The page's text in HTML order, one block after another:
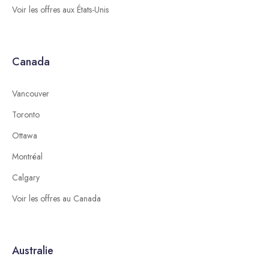
Voir les offres aux États-Unis
Canada
Vancouver
Toronto
Ottawa
Montréal
Calgary
Voir les offres au Canada
Australie